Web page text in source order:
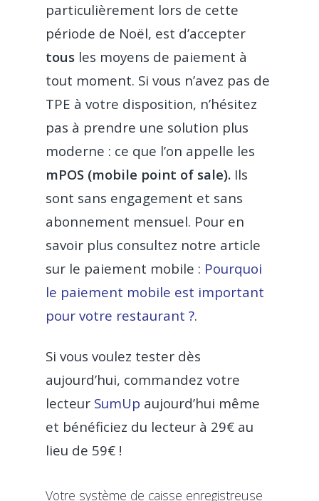
particulièrement lors de cette
période de Noël, est d’accepter
tous les moyens de paiement à
tout moment. Si vous n’avez pas de
TPE à votre disposition, n’hésitez
pas à prendre une solution plus
moderne : ce que l’on appelle les
mPOS (mobile point of sale). Ils
sont sans engagement et sans
abonnement mensuel. Pour en
savoir plus consultez notre article
sur le paiement mobile : Pourquoi
le paiement mobile est important
pour votre restaurant ?.
Si vous voulez tester dès
aujourd’hui, commandez votre
lecteur SumUp aujourd’hui même
et bénéficiez du lecteur à 29€ au
lieu de 59€ !
Votre système de caisse enregistreuse